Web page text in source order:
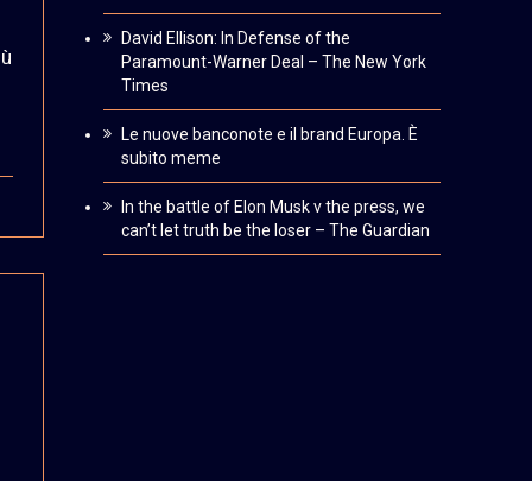
David Ellison: In Defense of the
Paramount-Warner Deal – The New York
Times
Le nuove banconote e il brand Europa. È
subito meme
In the battle of Elon Musk v the press, we
can’t let truth be the loser – The Guardian